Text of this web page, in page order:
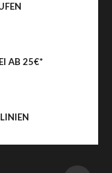
AB 25€*